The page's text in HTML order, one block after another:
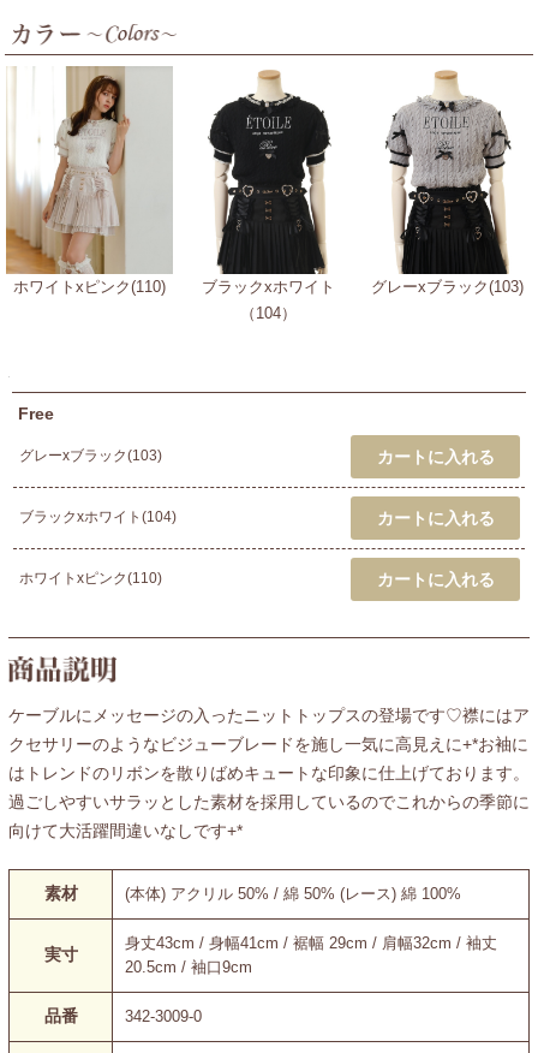
ホワイトxピンク(110)
ブラックxホワイト
（104）
グレーxブラック(103)
Free
グレーxブラック(103)
ブラックxホワイト(104)
ホワイトxピンク(110)
ケーブルにメッセージの入ったニットトップスの登場です♡襟にはア
クセサリーのようなビジューブレードを施し一気に高見えに+*お袖に
はトレンドのリボンを散りばめキュートな印象に仕上げております。
過ごしやすいサラッとした素材を採用しているのでこれからの季節に
向けて大活躍間違いなしです+*
素材 (本体) アクリル 50% / 綿 50% (レース) 綿 100%
実寸
身丈43cm / 身幅41cm / 裾幅 29cm / 肩幅32cm / 袖丈
20.5cm / 袖口9cm
品番 342-3009-0